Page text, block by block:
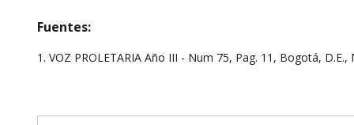
Fuentes:
1. VOZ PROLETARIA Año III - Num 75, Pag. 11, Bogotá,